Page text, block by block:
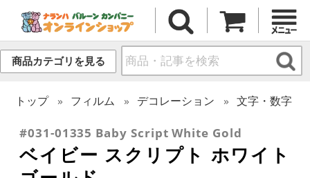
商品カテゴリを見る
トップ フィルム デコレーション 文字・数字
#031-01335 Baby Script White Gold
ベイビー スクリプト ホワイト